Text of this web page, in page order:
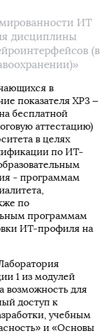
ИТ
дисциплины
(в
в
показателя ХР3 –
бесплатной
аттестацию)
в целях
по ИТ-
- программам
по
программам
ИТ-профиля на
1 из модулей
возможность для
доступ к
учебным
и «Основы